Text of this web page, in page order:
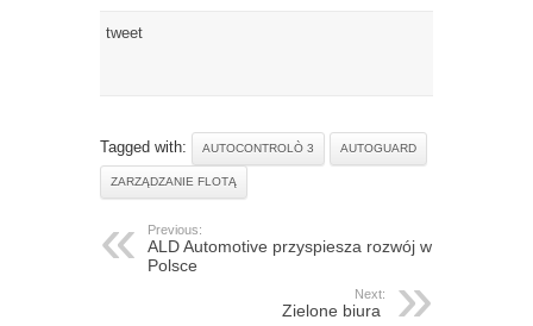
tweet
Tagged with: AUTOCONTROLÒ 3 AUTOGUARD
ZARZĄDZANIE FLOTĄ
Previous:
ALD Automotive przyspiesza rozwój w
Polsce
Next:
Zielone biura